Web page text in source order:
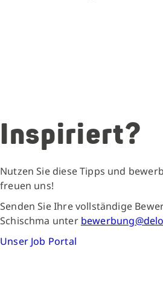
Inspiriert?
Nutzen Sie diese Tipps und
freuen uns!
Senden Sie Ihre vollständige
Schischma unter
Unser Job Portal